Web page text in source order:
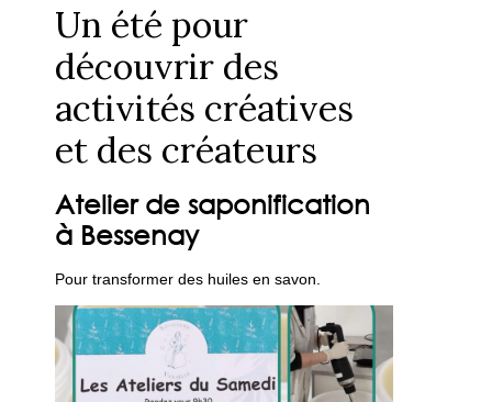
Un été pour
découvrir des
activités créatives
et des créateurs
Atelier de saponification
à Bessenay
Pour transformer des huiles en savon.